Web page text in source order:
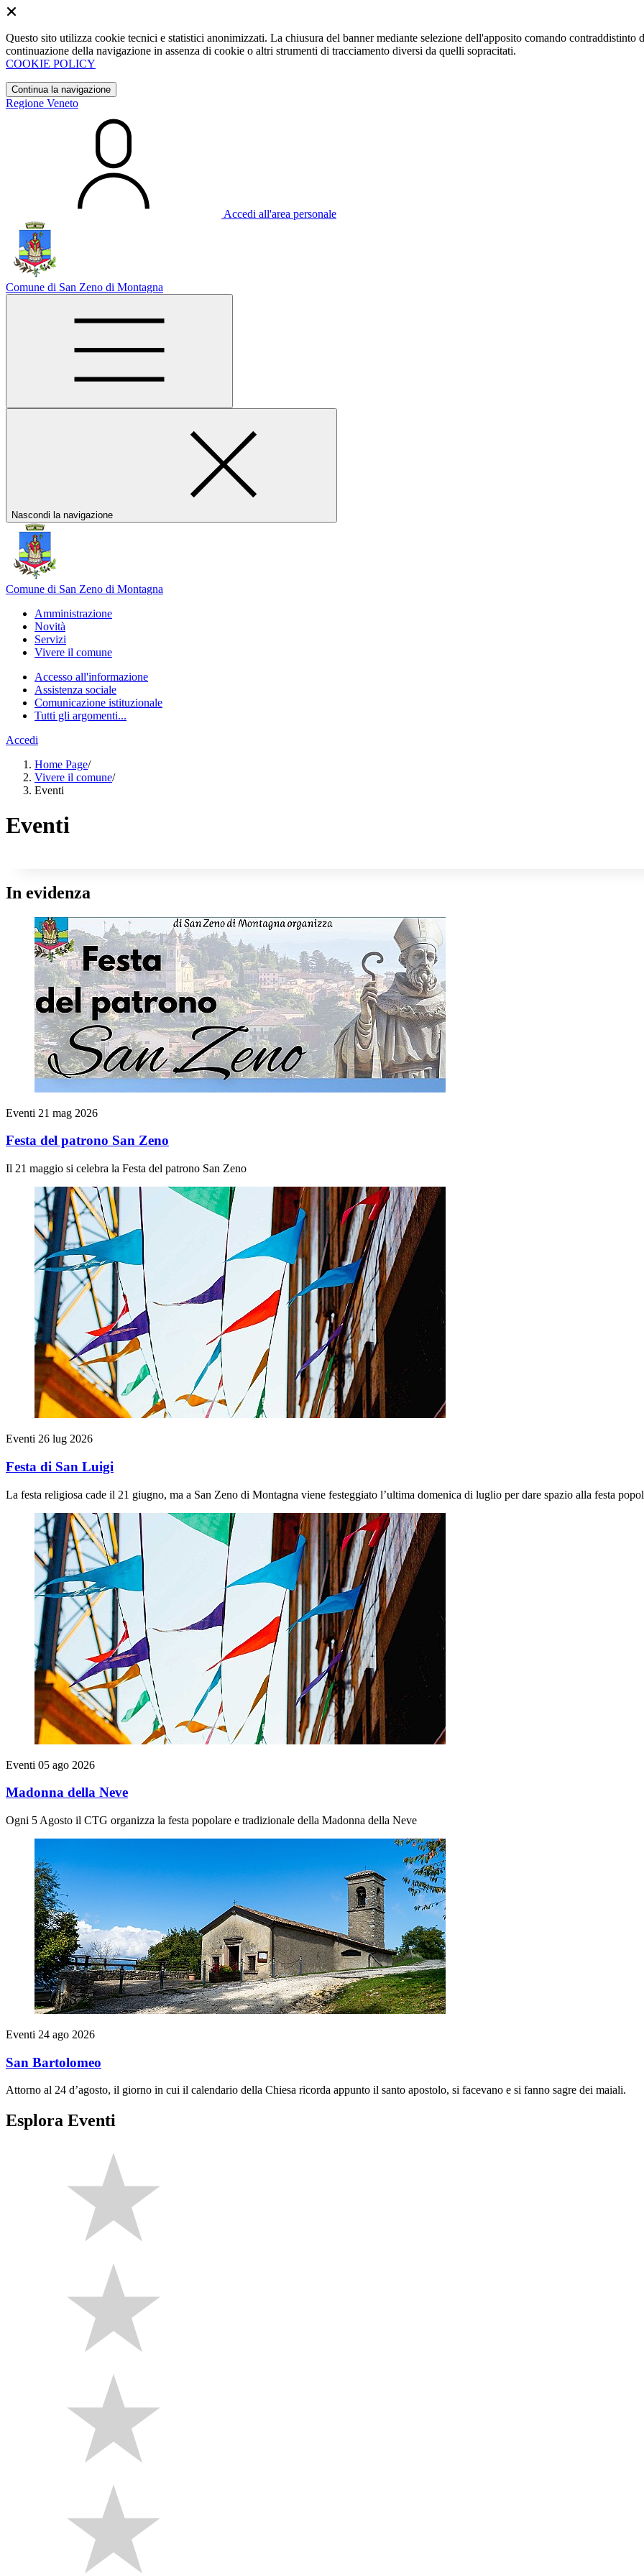
Questo sito utilizza cookie tecnici e statistici anonimizzati. La chiusura del banner mediante selezione dell'apposito comando
continuazione della navigazione in assenza di cookie o altri strumenti di tracciamento diversi da quelli sopracitati.
COOKIE POLICY
Continua la navigazione
Regione Veneto
Accedi all'area personale
Comune di San Zeno di Montagna
Nascondi la navigazione
Comune di San Zeno di Montagna
Amministrazione
Novità
Servizi
Vivere il comune
Accesso all'informazione
Assistenza sociale
Comunicazione istituzionale
Tutti gli argomenti...
Accedi
Home Page/
Vivere il comune/
Eventi
Eventi
In evidenza
Eventi 21 mag 2026
Festa del patrono San Zeno
Il 21 maggio si celebra la Festa del patrono San Zeno
Eventi 26 lug 2026
Festa di San Luigi
La festa religiosa cade il 21 giugno, ma a San Zeno di Montagna viene festeggiato l’ultima domenica di luglio per dare spazio alla festa
Eventi 05 ago 2026
Madonna della Neve
Ogni 5 Agosto il CTG organizza la festa popolare e tradizionale della Madonna della Neve
Eventi 24 ago 2026
San Bartolomeo
Attorno al 24 d’agosto, il giorno in cui il calendario della Chiesa ricorda appunto il santo apostolo, si facevano e si fanno sagre dei maiali.
Esplora Eventi